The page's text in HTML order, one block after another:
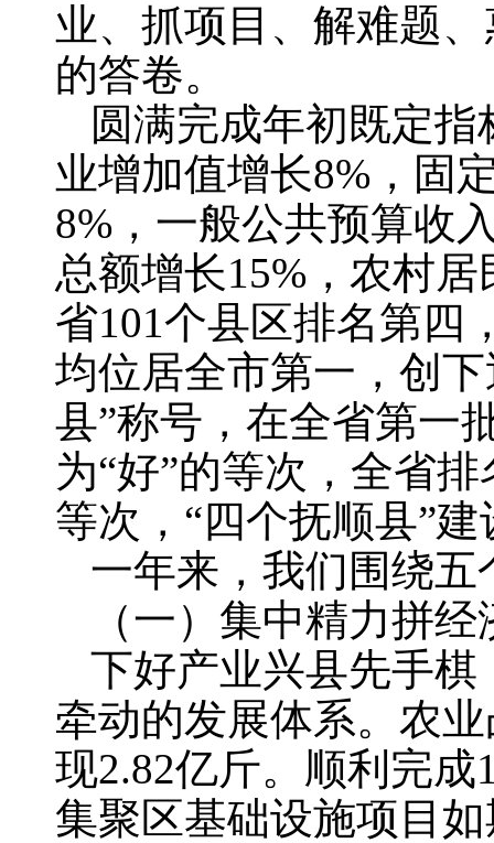
业、抓项目、解难题
的答卷。
圆满完成年初既定
业增加值增长8%，固
8%，一般公共预算收
总额增长15%，农村
省101个县区排名第四
均位居全市第一，创
县”称号，在全省第一
为“好”的等次，全省
等次，“四个抚顺县”
一年来，我们围绕
（一）集中精力拼
下好产业兴县先手
牵动的发展体系。农
现2.82亿斤。顺利完
集聚区基础设施项目